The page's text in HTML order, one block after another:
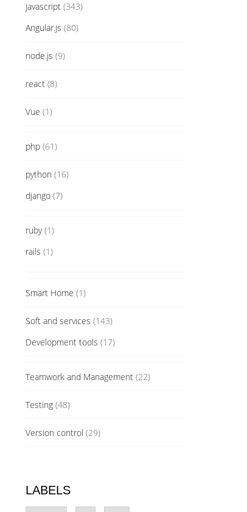
javascript(343)
Angular.js (80)
node.js (9)
react(8)
Vue (1)
php(61)
python (16)
django(7)
ruby(1)
rails (1)
Smart Home (1)
Soft and services (143)
Development tools (17)
Teamwork and Management(22)
Testing(48)
Version control (29)
LABELS